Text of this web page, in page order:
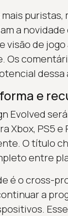
puristas,
a novidade
visão de
Os
dessa
e
Evolved
Xbox, PS5 e
O título
entre
é o cross-
a